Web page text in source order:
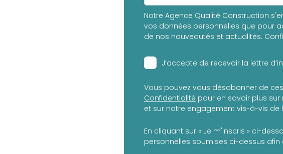
Notre Agence Qualité Construction
vos données personnelles que pour
de nos nouveautés et actualités.
J’accepte de recevoir la lettre
Vous pouvez vous désabonner de
Confidentialité pour en savoir plus
et sur notre engagement vis-à-vis de
En cliquant sur « Je m'inscris » ci-
personnelles soumises ci-dessus